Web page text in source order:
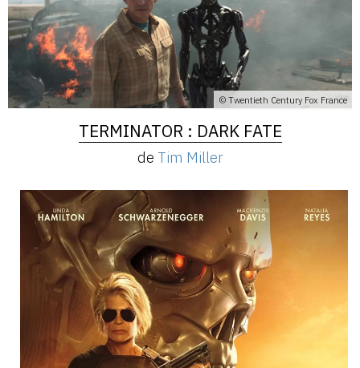
© Twentieth Century Fox France
TERMINATOR : DARK FATE
de Tim Miller